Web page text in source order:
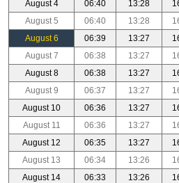
August 4 06:40 13:28
August 5
06:40 13:28
August 6
06:39 13:27
August 7
06:38 13:27
August 8
06:38 13:27
August 9
06:37 13:27
August 10
06:36 13:27
August 11
06:36 13:27
August 12
06:35 13:27
August 13
06:34 13:26
August 14
06:33 13:26